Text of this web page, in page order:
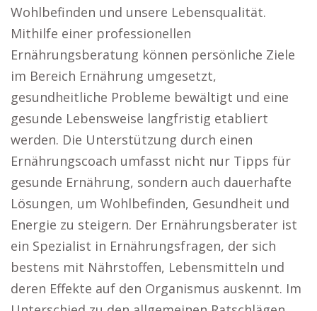
Wohlbefinden und unsere Lebensqualität.
Mithilfe einer professionellen
Ernährungsberatung können persönliche Ziele
im Bereich Ernährung umgesetzt,
gesundheitliche Probleme bewältigt und eine
gesunde Lebensweise langfristig etabliert
werden. Die Unterstützung durch einen
Ernährungscoach umfasst nicht nur Tipps für
gesunde Ernährung, sondern auch dauerhafte
Lösungen, um Wohlbefinden, Gesundheit und
Energie zu steigern. Der Ernährungsberater ist
ein Spezialist in Ernährungsfragen, der sich
bestens mit Nährstoffen, Lebensmitteln und
deren Effekte auf den Organismus auskennt. Im